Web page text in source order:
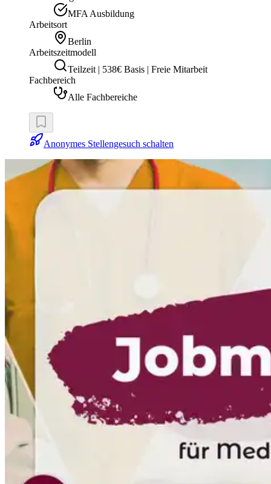
MFA Ausbildung
Arbeitsort
Berlin
Arbeitszeitmodell
Teilzeit | 538€ Basis | Freie Mitarbeit
Fachbereich
Alle Fachbereiche
Anonymes Stellengesuch schalten